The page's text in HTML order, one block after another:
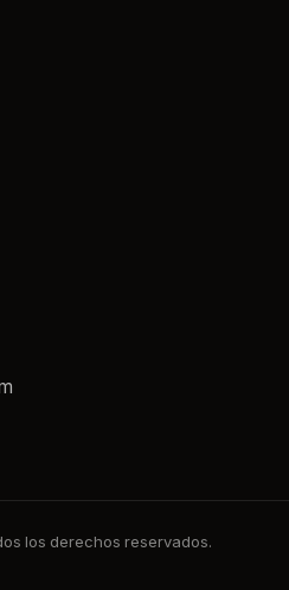
los derechos reservados.